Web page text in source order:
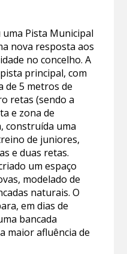
Pista Municipal
nova resposta aos
no concelho. A
principal, com
de 5 metros de
retas (sendo a
e zona de
construída uma
de juniores,
e duas retas.
um espaço
modelado de
naturais. O
em dias de
bancada
maior afluência de